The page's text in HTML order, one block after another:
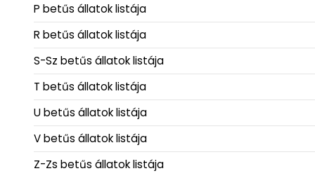
P betűs állatok listája
R betűs állatok listája
S-Sz betűs állatok listája
T betűs állatok listája
U betűs állatok listája
V betűs állatok listája
Z-Zs betűs állatok listája